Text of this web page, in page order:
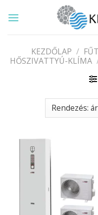
KEZDŐLAP /
HŐSZIVATTYÚ-KLÍMA